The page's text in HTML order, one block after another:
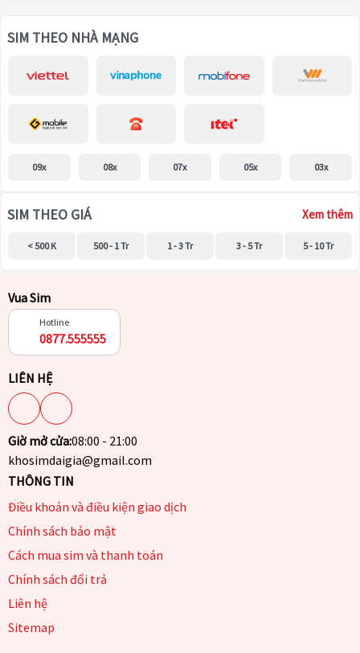
SIM THEO NHÀ MẠNG
09x 08x 07x 05x 03x
SIM THEO GIÁ Xem thêm
< 500 K 500 - 1 Tr 1 - 3 Tr 3 - 5 Tr 5 - 10 Tr
Vua Sim
Hotline
0877.555555
LIÊN HỆ
Giờ mở cửa:08:00 - 21:00
khosimdaigia@gmail.com
THÔNG TIN
Điều khoản và điều kiện giao dịch
Chính sách bảo mật
Cách mua sim và thanh toán
Chính sách đổi trả
Liên hệ
Sitemap